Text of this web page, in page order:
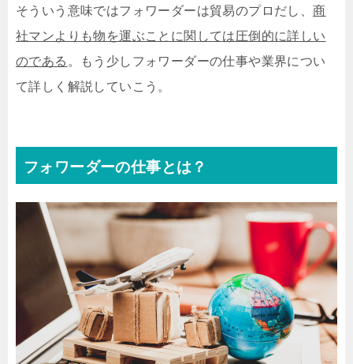
そういう意味ではフォワーダーは貿易のプロだし、商
社マンよりも物を運ぶことに関しては圧倒的に詳しい
のである 。もう少しフォワーダーの仕事や業界につい
て詳しく解説していこう。
フォワーダーの仕事とは？